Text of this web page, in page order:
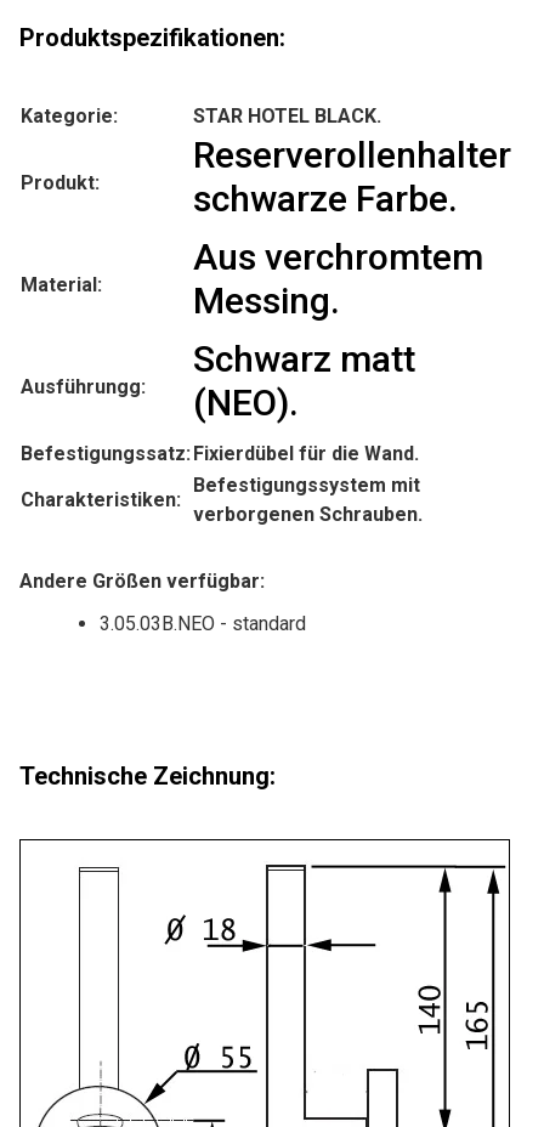
a
i
:
Produktspezifikationen:
Kategorie: STAR HOTEL BLACK.
Produkt:
Reserverollenhalter
schwarze Farbe.
Material:
Aus verchromtem
Messing.
Ausführungg:
Schwarz matt
(NEO).
Befestigungssatz: Fixierdübel für die Wand.
Charakteristiken:
Befestigungssystem mit
verborgenen Schrauben.
Andere Größen verfügbar:
3.05.03B.NEO - standard
Technische Zeichnung: